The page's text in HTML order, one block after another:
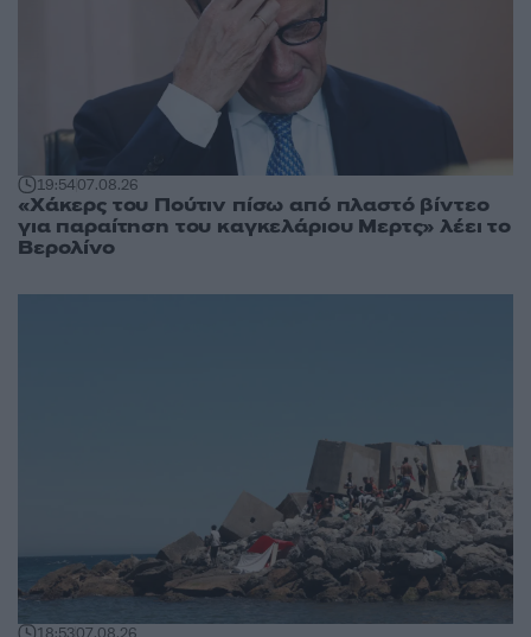
19:5407.08.26
«Χάκερς του Πούτιν πίσω από πλαστό βίντεο
για παραίτηση του καγκελάριου Μερτς» λέει το
Βερολίνο